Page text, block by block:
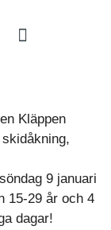
Kläppen
9 januari
15-29 år och 4
dagar!